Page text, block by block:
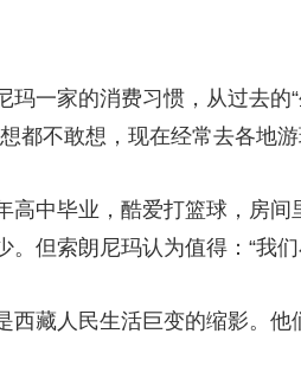
家的消费习惯，从过去的“
都不敢想，现在经常去各地游
毕业，酷爱打篮球，房间
但索朗尼玛认为值得：“我
人民生活巨变的缩影。他